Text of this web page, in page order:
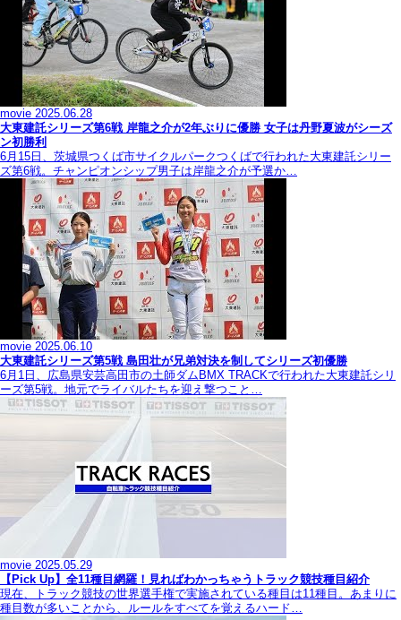
movie 2025.06.28
大東建託シリーズ第6戦 岸龍之介が2年ぶりに優勝 女子は丹野夏波がシーズ
ン初勝利
6月15日、茨城県つくば市サイクルパークつくばで行われた大東建託シリー
ズ第6戦。チャンピオンシップ男子は岸龍之介が予選か…
movie 2025.06.10
大東建託シリーズ第5戦 島田壮が兄弟対決を制してシリーズ初優勝
6月1日、広島県安芸高田市の土師ダムBMX TRACKで行われた大東建託シリ
ーズ第5戦。地元でライバルたちを迎え撃つこと…
movie 2025.05.29
【Pick Up】全11種目網羅！見ればわかっちゃうトラック競技種目紹介
現在、トラック競技の世界選手権で実施されている種目は11種目。あまりに
種目数が多いことから、ルールをすべてを覚えるハード…